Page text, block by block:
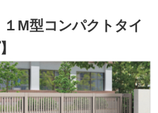
M型コンパクトタイ